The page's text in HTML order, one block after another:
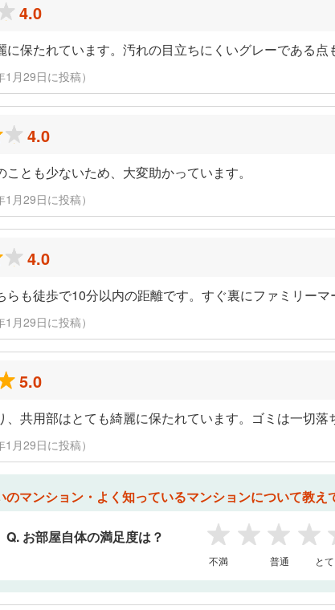
4.0
保たれています。汚れの目立ちにくいグレーである点
月29日に投稿）
4.0
とも少ないため、大変助かっています。
月29日に投稿）
4.0
も徒歩で10分以内の距離です。すぐ裏にファミリーマ
月29日に投稿）
5.0
共用部はとても綺麗に保たれています。ゴミは一切落
月29日に投稿）
のマンション・よく知っているマンションについて教え
Q. お部屋自体の満足度は？
1 2 3 4
不満 普通 と